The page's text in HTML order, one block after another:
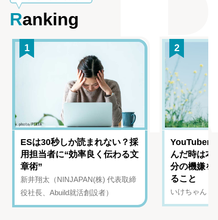
Ranking
1
ESは30秒しか読まれない？採
用担当者に“効率良く伝わる文
章術”
新井翔太（NINJAPAN(株) 代表取締
役社長、Abuild就活創設者）
2
YouTuber
んだ時は
分の機嫌を
ること
いけちゃん（